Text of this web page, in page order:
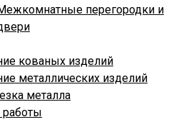
перегородки и
кованых изделий
металлических изделий
металла